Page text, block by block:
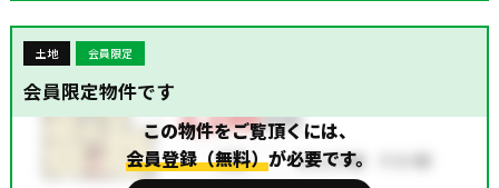
土地 会員限定
会員限定物件です
この物件をご覧頂くには、
会員登録（無料）が必要です。